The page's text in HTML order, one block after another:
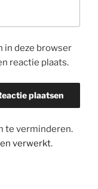
in deze browser
reactie plaats.
te verminderen.
verwerkt.